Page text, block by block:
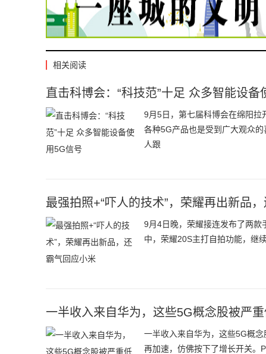
相关阅读
直击科博会：“科技范”十足 众多智能设备
9月5日，第七届科博会在绵阳拉
各种5G产品也是受到广大观众
人跟
最强拍照+“吓人的技术”，荣耀再出新品
9月4日晚，荣耀接连发布了两款
中，荣耀20S主打自拍功能，继
一半收入来自华为，这些5G概念股被严
一半收入来自华为，这些5G概
再加速，仿佛按下了增长开关。